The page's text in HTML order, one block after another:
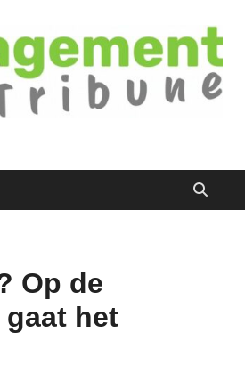
Op de
gaat het